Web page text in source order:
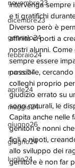
novembre23
dicembre23
gennaio24
febbraio24
marzo24
aprile24
maggio24
giugno26
giugno24
luglio24
intervenga sempre
e ti gratifichi
Diverso però è
affinità ci porti a
nostri alunni.
sempre essere
possibile,
colleghi proprio
giudizio errato su
sono naturali, le
Capita anche nelle
genitori e nonni
figli e nipoti,
allo sviluppo dei
genitore è non far